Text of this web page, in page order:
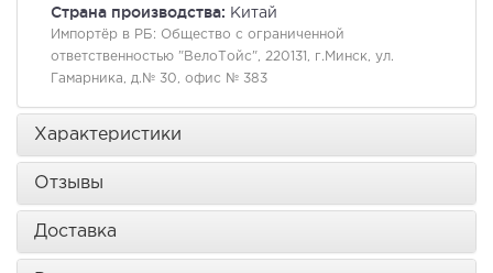
Страна производства: Китай
Импортёр в РБ: Общество с ограниченной
ответственностью "ВелоТойс", 220131, г.Минск, ул.
Гамарника, д.№ 30, офис № 383
Характеристики
Отзывы
Доставка